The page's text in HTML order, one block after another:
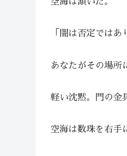
「闇は否定では
あなたがその場所
軽い沈黙。門の金
空海は数珠を右手